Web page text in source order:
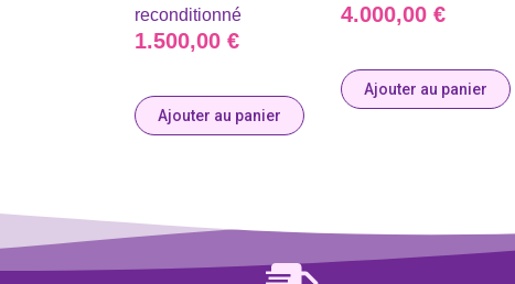
reconditionné
1.500,00 €
Ajouter au panier
4.000,00 €
Ajouter au panier